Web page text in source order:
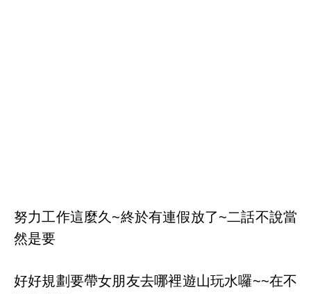
努力工作這麼久~終於有連假放了~二話不說當
然是要
好好規劃要帶女朋友去哪裡遊山玩水囉~~在不